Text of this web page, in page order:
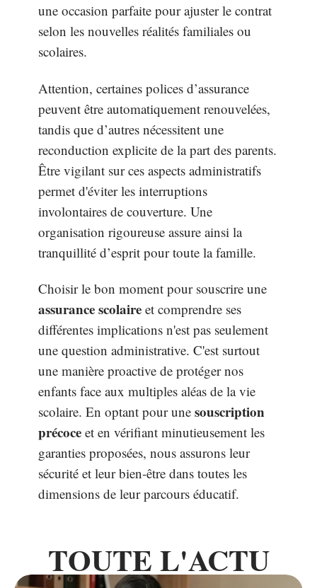
une occasion parfaite pour ajuster le contrat
selon les nouvelles réalités familiales ou
scolaires.
Attention, certaines polices d’assurance
peuvent être automatiquement renouvelées,
tandis que d’autres nécessitent une
reconduction explicite de la part des parents.
Être vigilant sur ces aspects administratifs
permet d'éviter les interruptions
involontaires de couverture. Une
organisation rigoureuse assure ainsi la
tranquillité d’esprit pour toute la famille.
Choisir le bon moment pour souscrire une
assurance scolaire et comprendre ses
différentes implications n'est pas seulement
une question administrative. C'est surtout
une manière proactive de protéger nos
enfants face aux multiples aléas de la vie
scolaire. En optant pour une souscription
précoce et en vérifiant minutieusement les
garanties proposées, nous assurons leur
sécurité et leur bien-être dans toutes les
dimensions de leur parcours éducatif.
TOUTE L'ACTU